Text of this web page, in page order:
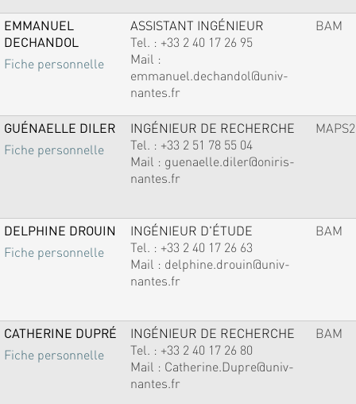
EMMANUEL
DECHANDOL
Fiche personnelle
ASSISTANT INGÉNIEUR
Tel. : +33 2 40 17 26 95
Mail :
emmanuel.dechandol@univ-
nantes.fr
BAM
GUÉNAELLE DILER
Fiche personnelle
INGÉNIEUR DE RECHERCHE
Tel. : +33 2 51 78 55 04
Mail : guenaelle.diler@oniris-
nantes.fr
MAPS2
DELPHINE DROUIN
Fiche personnelle
INGÉNIEUR D'ÉTUDE
Tel. : +33 2 40 17 26 63
Mail : delphine.drouin@univ-
nantes.fr
BAM
CATHERINE DUPRÉ
Fiche personnelle
INGÉNIEUR DE RECHERCHE
Tel. : +33 2 40 17 26 80
Mail : Catherine.Dupre@univ-
nantes.fr
BAM